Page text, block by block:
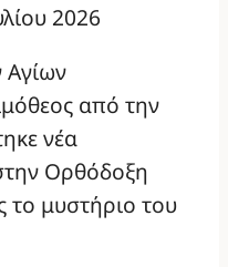
2026
από την
νέα
Ορθόδοξη
το μυστήριο του